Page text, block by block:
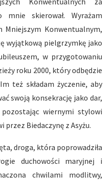
skierował. Wyrażam
Mniejszym Konwentualnym,
wyjątkową pielgrzymkę jako
w przygotowaniu
roku 2000, który odbędzie
też składam życzenie, aby
swoją konsekrację jako dar,
pozostając wiernymi stylowi
przez Biedaczynę z Asyżu.
droga, która poprowadziła
duchowości maryjnej i
chwilami modlitwy,